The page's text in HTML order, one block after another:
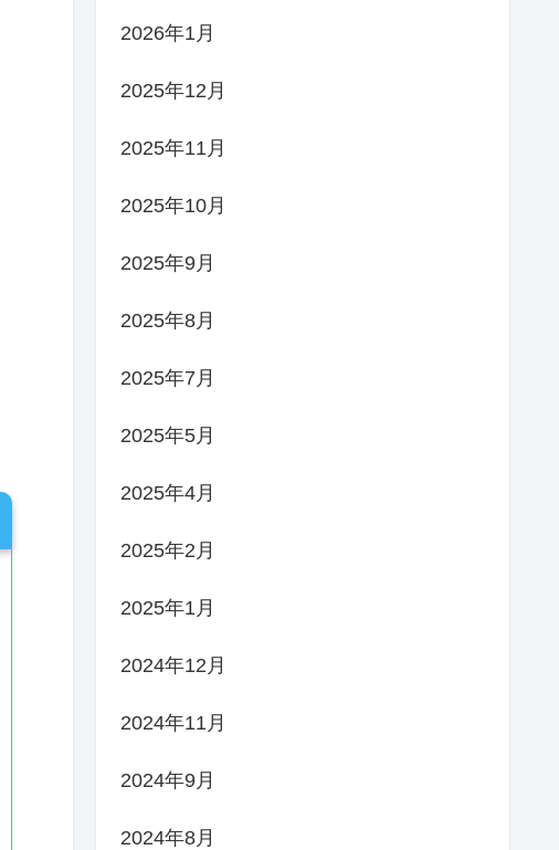
2026年1月
2025年12月
2025年11月
2025年10月
2025年9月
2025年8月
2025年7月
2025年5月
2025年4月
2025年2月
2025年1月
2024年12月
2024年11月
2024年9月
2024年8月